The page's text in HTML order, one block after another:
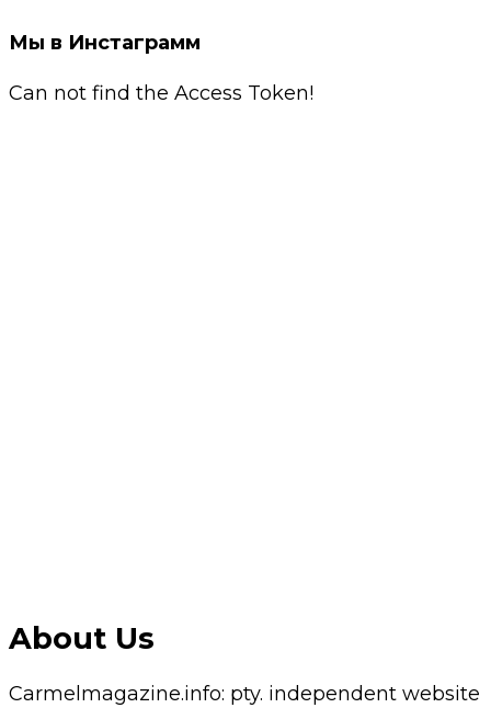
Мы в Инстаграмм
Can not find the Access Token!
About Us
Carmelmagazine.info: pty. independent website